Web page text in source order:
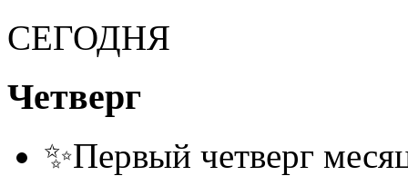
СЕГОДНЯ
Четверг
✨Первый четверг